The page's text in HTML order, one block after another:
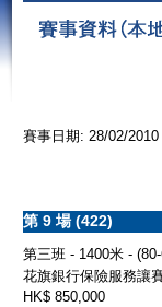
賽事日期: 28/02/
第 9 場 (422)
第三班 - 1400米 -
花旗銀行保險服務讓
HK$ 850,000